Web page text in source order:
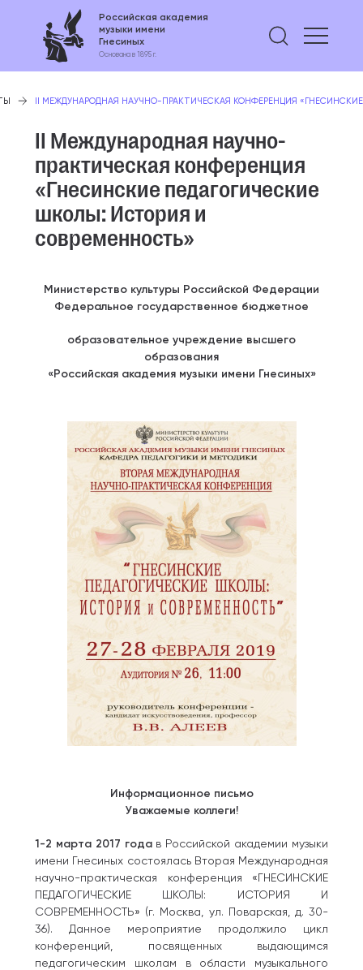
Российская академия
музыки имени
Гнесиных
Основана в 1895 г.
Найти
II МЕЖДУНАРОДНАЯ НАУЧНО-ПРАКТИЧЕСКАЯ КОНФЕРЕНЦИЯ
II Международная научно-
практическая конференция
«Гнесинские педагогические
школы: История и
современность»
Министерство культуры Российской Федерации
Федеральное государственное бюджетное
образовательное учреждение высшего
образования
«Российская академия музыки имени Гнесиных»
Информационное письмо
Уважаемые коллеги!
1-2 марта 2017 годав Российской академии музыки
имени Гнесиных состоялась Вторая Международная
научно-практическая конференция «ГНЕСИНСКИЕ
ПЕДАГОГИЧЕСКИЕ ШКОЛЫ: ИСТОРИЯ И
СОВРЕМЕННОСТЬ» (г. Москва, ул. Поварская, д. 30-
36). Данное мероприятие продолжило цикл
конференций, посвященных выдающимся
педагогическим школам в области музыкального